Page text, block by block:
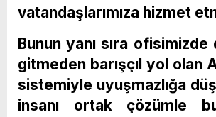
vatandaşlarımıza hizmet
Bunun yanı sıra
gitmeden barışçıl yol olan
sistemiyle uyuşmazlığa
insanı ortak çözümle